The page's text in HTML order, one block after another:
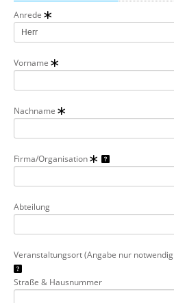
Anrede
Vorname
Nachname
Firma/Organisation
Abteilung
Veranstaltungsort (Angabe nur
Straße & Hausnummer